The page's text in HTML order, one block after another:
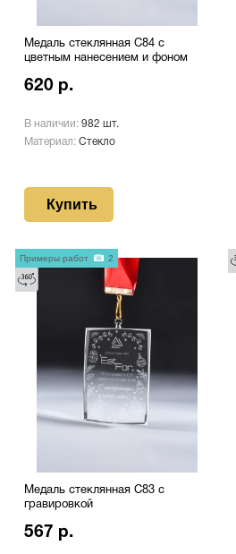
Медаль стеклянная C84 с
цветным нанесением и фоном
620 р.
В наличии: 982 шт.
Материал: Стекло
Купить
Медаль стеклянная C83 с
гравировкой
567 р.
Примеры работ 2